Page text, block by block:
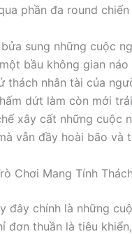
phần đa round chiến
sung những cuộc
bầu không gian náo
thách nhân tài của
dứt làm còn mới
xây cất những cuộc
vẫn đầy hoài bão và
Chơi Mang Tính
đây chính là những
đơn thuần là tiêu